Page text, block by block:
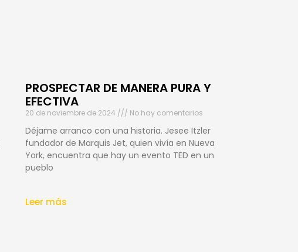
PROSPECTAR DE MANERA PURA Y
EFECTIVA
20 de noviembre de 2024 No hay comentarios
Déjame arranco con una historia. Jesee Itzler
fundador de Marquis Jet, quien vivía en Nueva
York, encuentra que hay un evento TED en un
pueblo
Leer más